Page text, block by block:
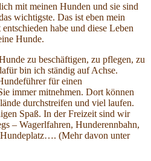
mit meinen Hunden und sie sind
wichtigste. Das ist eben mein
habe und diese Leben
Hunde.
zu beschäftigen, zu pflegen, zu
bin ich ständig auf Achse.
für einen
immer mitnehmen. Dort können
durchstreifen und viel laufen.
Spaß. In der Freizeit sind wir
– Wagerlfahren, Hunderennbahn,
(Mehr davon unter